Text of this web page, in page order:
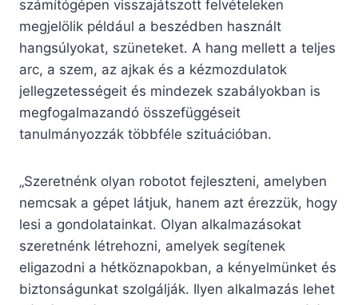
számítógépen visszajátszott felvételeken
megjelölik például a beszédben használt
hangsúlyokat, szüneteket. A hang mellett a teljes
arc, a szem, az ajkak és a kézmozdulatok
jellegzetességeit és mindezek szabályokban is
megfogalmazandó összefüggéseit
tanulmányozzák többféle szituációban.
„Szeretnénk olyan robotot fejleszteni, amelyben
nemcsak a gépet látjuk, hanem azt érezzük, hogy
lesi a gondolatainkat. Olyan alkalmazásokat
szeretnénk létrehozni, amelyek segítenek
eligazodni a hétköznapokban, a kényelmünket és
biztonságunkat szolgálják. Ilyen alkalmazás lehet